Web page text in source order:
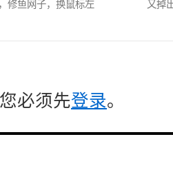
修鱼网子，换鼠标左
又掉
必须先登录。